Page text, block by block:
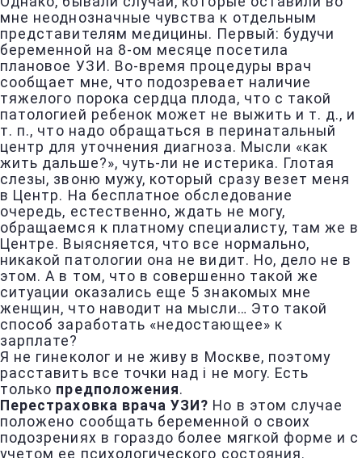
мне неоднозначные чувства к отдельным
представителям медицины. Первый: будучи
беременной на 8-ом месяце посетила
плановое УЗИ. Во-время процедуры врач
сообщает мне, что подозревает наличие
тяжелого порока сердца плода, что с такой
патологией ребенок может не выжить и т. д., и
т. п., что надо обращаться в перинатальный
центр для уточнения диагноза. Мысли «как
жить дальше?», чуть-ли не истерика. Глотая
слезы, звоню мужу, который сразу везет меня
в Центр. На бесплатное обследование
очередь, естественно, ждать не могу,
обращаемся к платному специалисту, там же в
Центре. Выясняется, что все нормально,
никакой патологии она не видит. Но, дело не в
этом. А в том, что в совершенно такой же
ситуации оказались еще 5 знакомых мне
женщин, что наводит на мысли… Это такой
способ заработать «недостающее» к
зарплате?
Я не гинеколог и не живу в Москве, поэтому
расставить все точки над i не могу. Есть
только предположения.
Перестраховка врача УЗИ? Но в этом случае
положено сообщать беременной о своих
подозрениях в гораздо более мягкой форме и с
учетом ее психологического состояния.